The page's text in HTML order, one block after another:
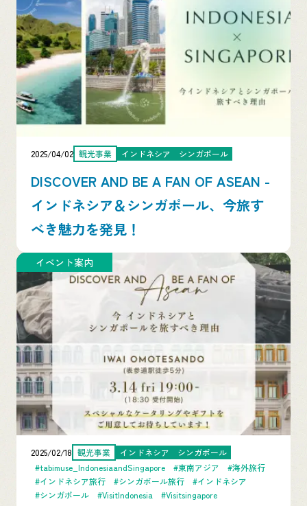
2025/04/02 観光事業 インドネシア シンガポール
DISCOVER AND BE A FAN OF ASEAN -
インドネシア＆シンガポール、今旅す
べき魅力を発見！
イベント案内
2025/02/18 観光事業 インドネシア
シンガポール
#tabimuse_IndonesiaandSingapore
#東南アジア
#海外旅行
#インドネシア旅行
#シンガポール旅行
#インドネシア
#シンガポール
#VisitIndonesia #Visitsingapore